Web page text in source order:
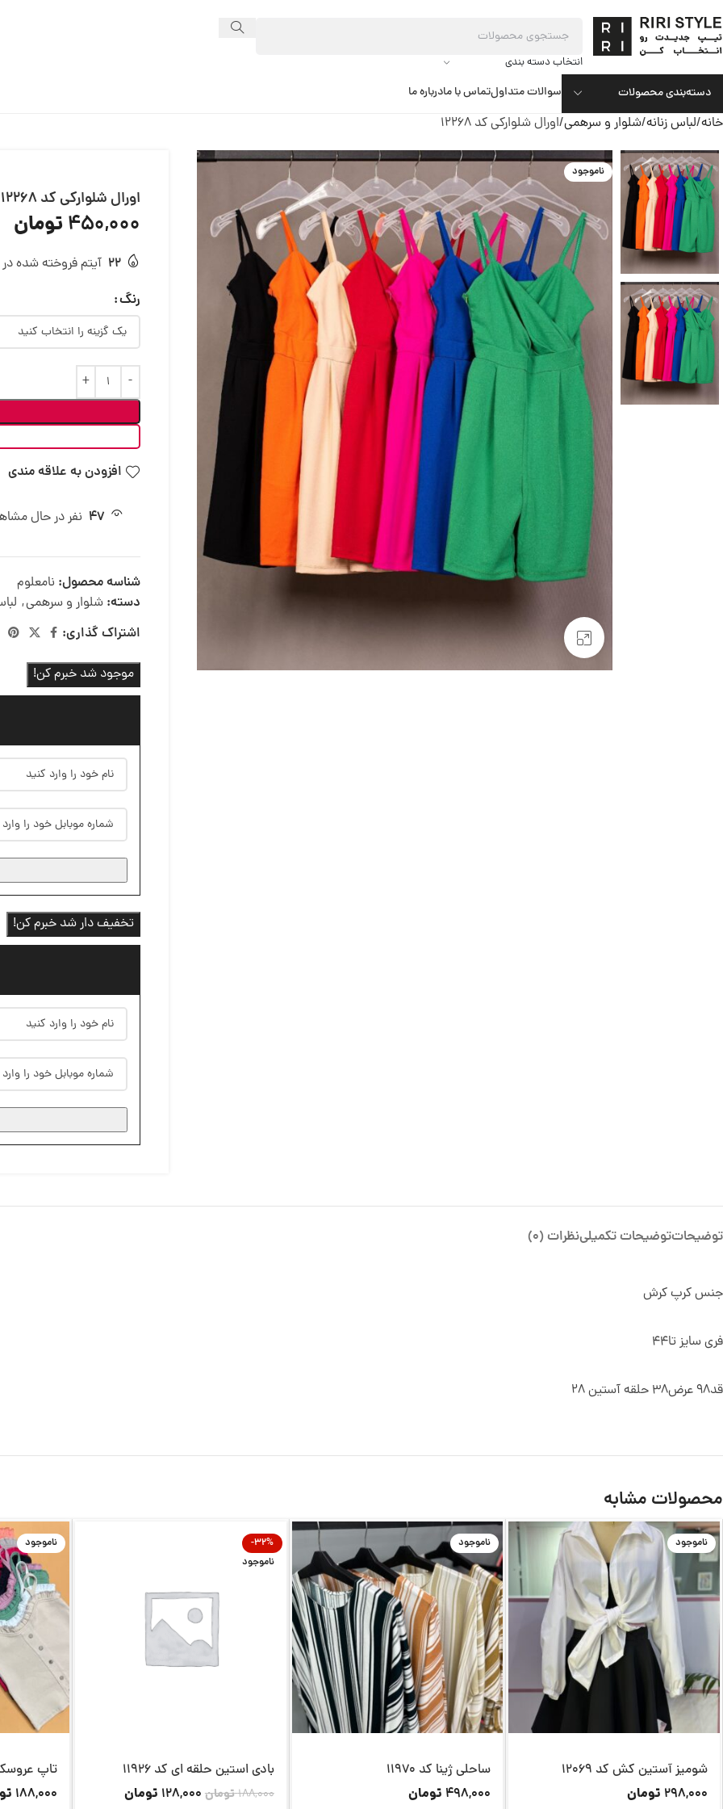
انتخاب دسته بندی
دسته‌بندی محصولات سوالات متداولتماس با مادرباره ما
خانه لباس زنانه شلوار و سرهمی اورال شلوارکی کد 12268
ناموجود
بزرگنمایی تصویر
اورال شلوارکی کد 12268
450,000 تومان
22 آیتم فروخته شده در 24 ساعت
رنگ
افزودن به علاقه مندی
47 نفر در حال
شناسه محصول: نامعلوم
دسته: شلوار و سرهمی,
اشتراک گذاری:
موجود شد خبرم کن!
تخفیف دار شد خبرم کن!
توضیحاتتوضیحات تکمیلینظرات (0)
جنس کرپ کرش
فری سایز تا44
قد98 عرض38 حلقه آستین 28
محصولات مشابه
ناموجود
شومیز آستین کش کد 12069
298,000 تومان
ناموجود
ساحلی ژینا کد 11970
498,000 تومان
-32%
ناموجود
بادی استین حلقه ای کد 11926
188,000تومان 128,000 تومان
ناموجود
تاپ عروسکی
188,000